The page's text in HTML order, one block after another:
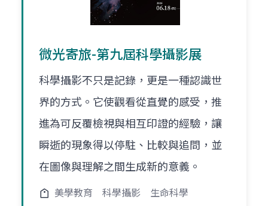
微光寄旅-第九屆科學攝影展
科學攝影不只是記錄，更是一種認識世
界的方式。它使觀看從直覺的感受，推
進為可反覆檢視與相互印證的經驗，讓
瞬逝的現象得以停駐、比較與追問，並
在圖像與理解之間生成新的意義。
美學教育 科學攝影 生命科學